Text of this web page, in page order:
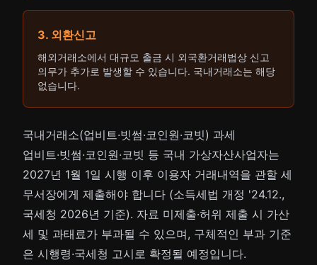
3. 외환신고
해외거래소에서 대규모 출금 시 외국환거래법상 신고
의무가 추가로 발생할 수 있습니다. 국내거래소는 해당
없습니다.
국내거래소(업비트·빗썸·코인원·코빗) 과세
업비트·빗썸·코인원·코빗 등 국내 가상자산사업자는
2027년 1월 1일 시행 이후 이용자 거래내역을 관할 세
무서장에게 제출해야 합니다 (소득세법 개정 '24.12.,
국세청 2026년 기준). 자료 미제출·허위 제출 시 가산
세 및 과태료가 부과될 수 있으며, 구체적인 부과 기준
은 시행령·국세청 고시로 확정될 예정입니다.